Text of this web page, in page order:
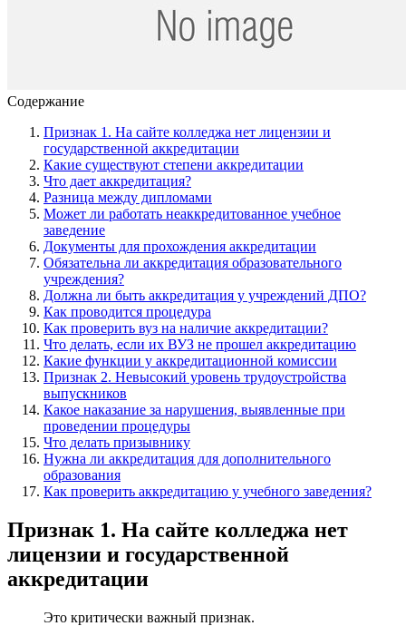
Содержание
Признак 1. На сайте колледжа нет лицензии и
государственной аккредитации
Какие существуют степени аккредитации
Что дает аккредитация?
Разница между дипломами
Может ли работать неаккредитованное учебное
заведение
Документы для прохождения аккредитации
Обязательна ли аккредитация образовательного
учреждения?
Должна ли быть аккредитация у учреждений ДПО?
Как проводится процедура
Как проверить вуз на наличие аккредитации?
Что делать, если их ВУЗ не прошел аккредитацию
Какие функции у аккредитационной комиссии
Признак 2. Невысокий уровень трудоустройства
выпускников
Какое наказание за нарушения, выявленные при
проведении процедуры
Что делать призывнику
Нужна ли аккредитация для дополнительного
образования
Как проверить аккредитацию у учебного заведения?
Признак 1. На сайте колледжа нет
лицензии и государственной
аккредитации
Это критически важный признак.